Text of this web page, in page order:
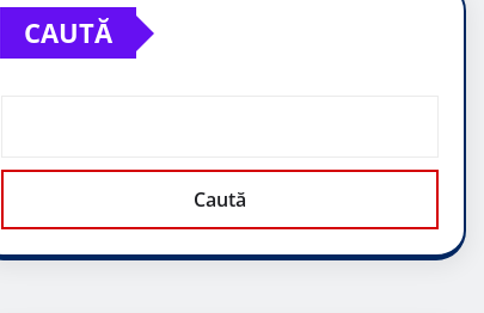
CAUTĂ
Caută